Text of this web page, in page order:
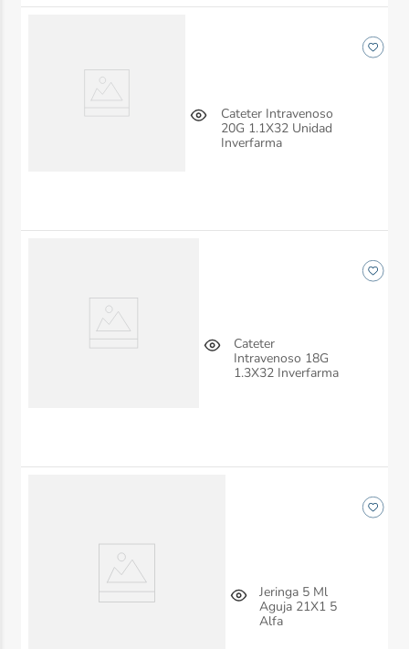
Cateter Intravenoso
20G 1.1X32 Unidad
Inverfarma
Cateter
Intravenoso 18G
1.3X32 Inverfarma
Jeringa 5 Ml
Aguja 21X1 5
Alfa